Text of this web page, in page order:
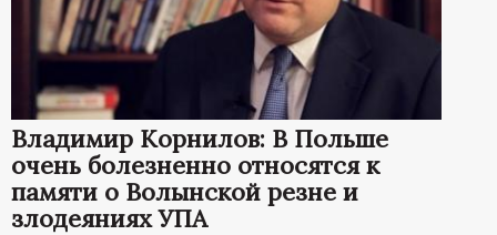
Владимир Корнилов: В Польше
очень болезненно относятся к
памяти о Волынской резне и
злодеяниях УПА